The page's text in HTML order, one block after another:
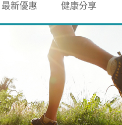
最新優惠 健康分享